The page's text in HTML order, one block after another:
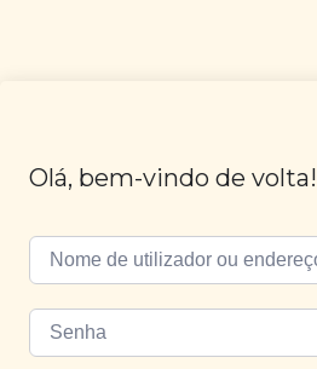
Olá, bem-vindo de volta!